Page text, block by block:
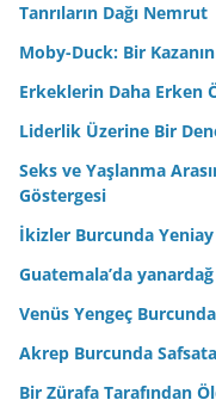
Tanrıların Dağı Nemrut
Moby-Duck: Bir
Erkeklerin Daha Erken
Liderlik Üzerine Bir
Seks ve Yaşlanma
Göstergesi
İkizler Burcunda Yeniay
Guatemala’da
Venüs Yengeç
Akrep Burcunda
Bir Zürafa Tarafından